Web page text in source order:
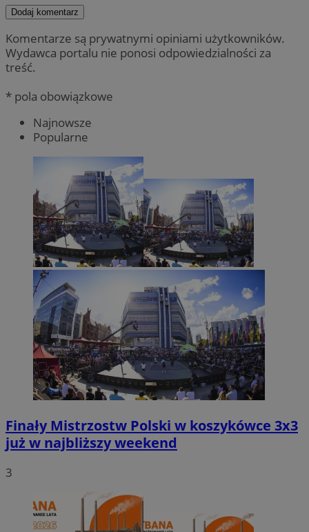
Dodaj komentarz
Komentarze są prywatnymi opiniami użytkowników.
Wydawca portalu nie ponosi odpowiedzialności za
treść.
* pola obowiązkowe
Najnowsze
Popularne
Finały Mistrzostw Polski w koszykówce 3x3
już w najbliższy weekend
3